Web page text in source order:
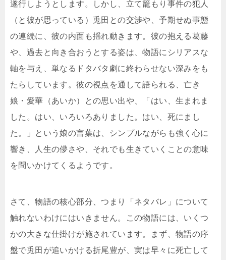
遂行しようとします。しかし、立て籠もり事件の犯人
（と彼が思っている）兎田との交渉や、予期せぬ事態
の連続に、彼の内面も揺れ動きます。彼の抱える葛藤
や、過去と向き合おうとする姿は、物語にシリアスな
軸を与え、単なるドタバタ劇に終わらせない深みをも
たらしています。彼の視点を通して語られる、亡き
娘・愛華（あいか）との思い出や、「はい、生まれま
した。はい、いろいろありました。はい、死にまし
た。」という娘の言葉は、シンプルながらも強く心に
響き、人生の儚さや、それでも生きていくことの意味
を問いかけてくるようです。
さて、物語の核心部分、つまり「ネタバレ」について
触れないわけにはいきません。この物語には、いくつ
かの大きな仕掛けが施されています。まず、物語の序
盤で兎田が追いかける折尾豊が、実は早々に死亡して